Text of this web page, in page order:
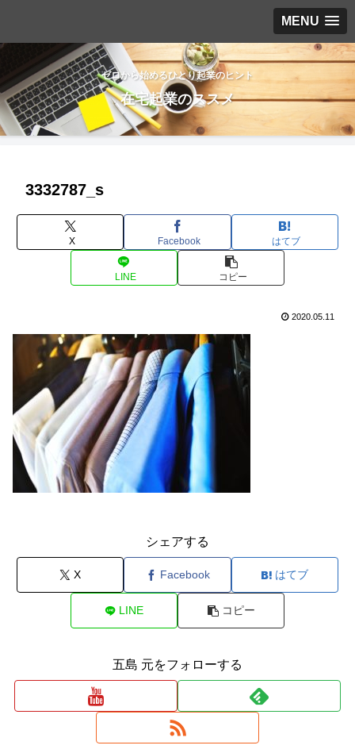
MENU
ゼロから始めるひとり起業のヒント
在宅起業のススメ
3332787_s
X Facebook はてブ
LINE コピー
2020.05.11
シェアする
X Facebook はてブ
LINE コピー
五島 元をフォローする